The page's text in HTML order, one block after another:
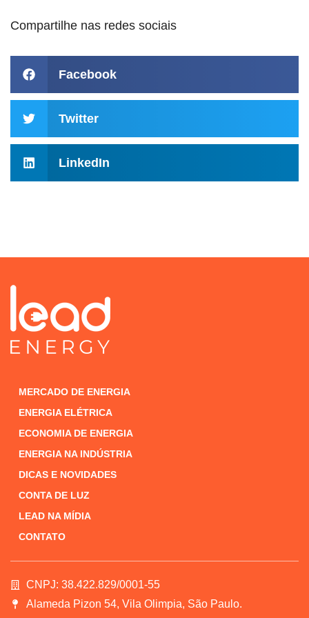
Compartilhe nas redes sociais
Facebook
Twitter
LinkedIn
MERCADO DE ENERGIA
ENERGIA ELÉTRICA
ECONOMIA DE ENERGIA
ENERGIA NA INDÚSTRIA
DICAS E NOVIDADES
CONTA DE LUZ
LEAD NA MÍDIA
CONTATO
CNPJ: 38.422.829/0001-55
Alameda Pizon 54, Vila Olimpia, São Paulo.